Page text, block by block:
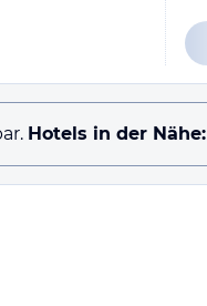
Hotels in der Nähe: